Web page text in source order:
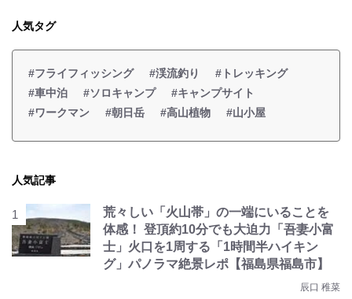
人気タグ
#フライフィッシング #渓流釣り
#トレッキング
#車中泊
#ソロキャンプ
#キャンプサイト
#ワークマン
#朝日岳 #高山植物 #山小屋
人気記事
荒々しい「火山帯」の一端にいることを
体感！ 登頂約10分でも大迫力「吾妻小富
士」火口を1周する「1時間半ハイキン
グ」パノラマ絶景レポ【福島県福島市】
辰口 稚菜